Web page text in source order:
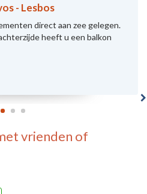
- Lesbos
direct aan zee gelegen.
heeft u een balkon
vrienden of